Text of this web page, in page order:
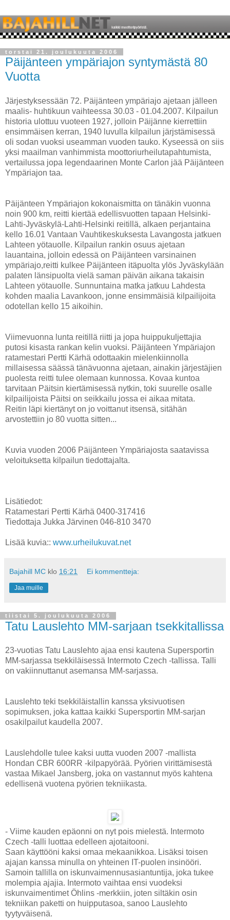
torstai 21. joulukuuta 2006
Päijänteen ympäriajon syntymästä 80
Vuotta
Järjestyksessään 72. Päijänteen ympäriajo ajetaan jälleen
maalis- huhtikuun vaihteessa 30.03 - 01.04.2007. Kilpailun
historia ulottuu vuoteen 1927, jolloin Päijänne kierrettiin
ensimmäisen kerran, 1940 luvulla kilpailun järjstämisessä
oli sodan vuoksi useamman vuoden tauko. Kyseessä on siis
yksi maailman vanhimmista moottoriurheilutapahtumista,
vertailussa jopa legendaarinen Monte Carlon jää Päijänteen
Ympäriajon taa.
Päijänteen Ympäriajon kokonaismitta on tänäkin vuonna
noin 900 km, reitti kiertää edellisvuotten tapaan Helsinki-
Lahti-Jyväskylä-Lahti-Helsinki reitillä, alkaen perjantaina
kello 16.01 Vantaan Vauhtikeskuksesta Lavangosta jatkuen
Lahteen yötauolle. Kilpailun rankin osuus ajetaan
lauantaina, jolloin edessä on Päijänteen varsinainen
ympäriajo,reitti kulkee Päijänteen itäpuolta ylös Jyväskylään
palaten länsipuolta vielä saman päivän aikana takaisin
Lahteen yötauolle. Sunnuntaina matka jatkuu Lahdesta
kohden maalia Lavankoon, jonne ensimmäisiä kilpailijoita
odotellan kello 15 aikoihin.
Viimevuonna lunta reitillä riitti ja jopa huippukuljettajia
putosi kisasta rankan kelin vuoksi. Päijänteen Ympäriajon
ratamestari Pertti Kärhä odottaakin mielenkiinnolla
millaisessa säässä tänävuonna ajetaan, ainakin järjestäjien
puolesta reitti tulee olemaan kunnossa. Kovaa kuntoa
tarvitaan Päitsin kiertämisessä nytkin, toki suurelle osalle
kilpailijoista Päitsi on seikkailu jossa ei aikaa mitata.
Reitin läpi kiertänyt on jo voittanut itsensä, sitähän
arvostettiin jo 80 vuotta sitten...
Kuvia vuoden 2006 Päijänteen Ympäriajosta saatavissa
veloituksetta kilpailun tiedottajalta.
Lisätiedot:
Ratamestari Pertti Kärhä 0400-317416
Tiedottaja Jukka Järvinen 046-810 3470
Lisää kuvia:: www.urheilukuvat.net
Bajahill MC klo 16:21 Ei kommentteja:
Jaa muille
tiistai 5. joulukuuta 2006
Tatu Lauslehto MM-sarjaan tsekkitallissa
23-vuotias Tatu Lauslehto ajaa ensi kautena Supersportin
MM-sarjassa tsekkiläisessä Intermoto Czech -tallissa. Talli
on vakiinnuttanut asemansa MM-sarjassa.
Lauslehto teki tsekkiläistallin kanssa yksivuotisen
sopimuksen, joka kattaa kaikki Supersportin MM-sarjan
osakilpailut kaudella 2007.
Lauslehdolle tulee kaksi uutta vuoden 2007 -mallista
Hondan CBR 600RR -kilpapyörää. Pyörien virittämisestä
vastaa Mikael Jansberg, joka on vastannut myös kahtena
edellisenä vuotena pyörien tekniikasta.
- Viime kauden epäonni on nyt pois mielestä. Intermoto
Czech -talli luottaa edelleen ajotaitooni.
Saan käyttööni kaksi omaa mekaanikkoa. Lisäksi toisen
ajajan kanssa minulla on yhteinen IT-puolen insinööri.
Samoin tallilla on iskunvaimennusasiantuntija, joka tukee
molempia ajajia. Intermoto vaihtaa ensi vuodeksi
iskunvaimentimet Öhlins -merkkiin, joten siltäkin osin
tekniikan paketti on huipputasoa, sanoo Lauslehto
tyytyväisenä.